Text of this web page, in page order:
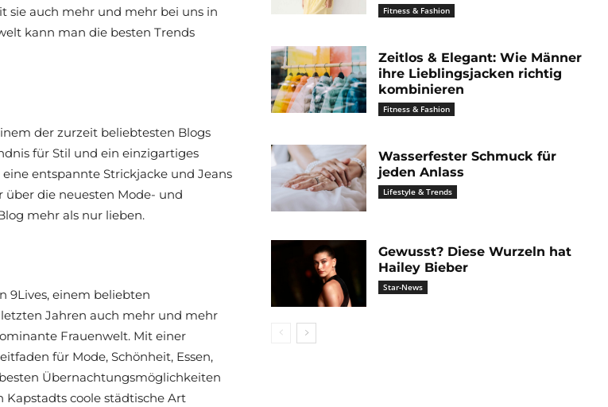
sie auch mehr und mehr bei uns in
kann man die besten Trends
der zurzeit beliebtesten Blogs
für Stil und ein einzigartiges
entspannte Strickjacke und Jeans
die neuesten Mode- und
mehr als nur lieben.
9Lives, einem beliebten
Jahren auch mehr und mehr
Frauenwelt. Mit einer
für Mode, Schönheit, Essen,
Übernachtungsmöglichkeiten
Kapstadts coole städtische Art
Fitness & Fashion
Zeitlos & Elegant: Wie Männer
ihre Lieblingsjacken richtig
kombinieren
Fitness & Fashion
Wasserfester Schmuck für
jeden Anlass
Lifestyle & Trends
Gewusst? Diese Wurzeln hat
Hailey Bieber
Star-News